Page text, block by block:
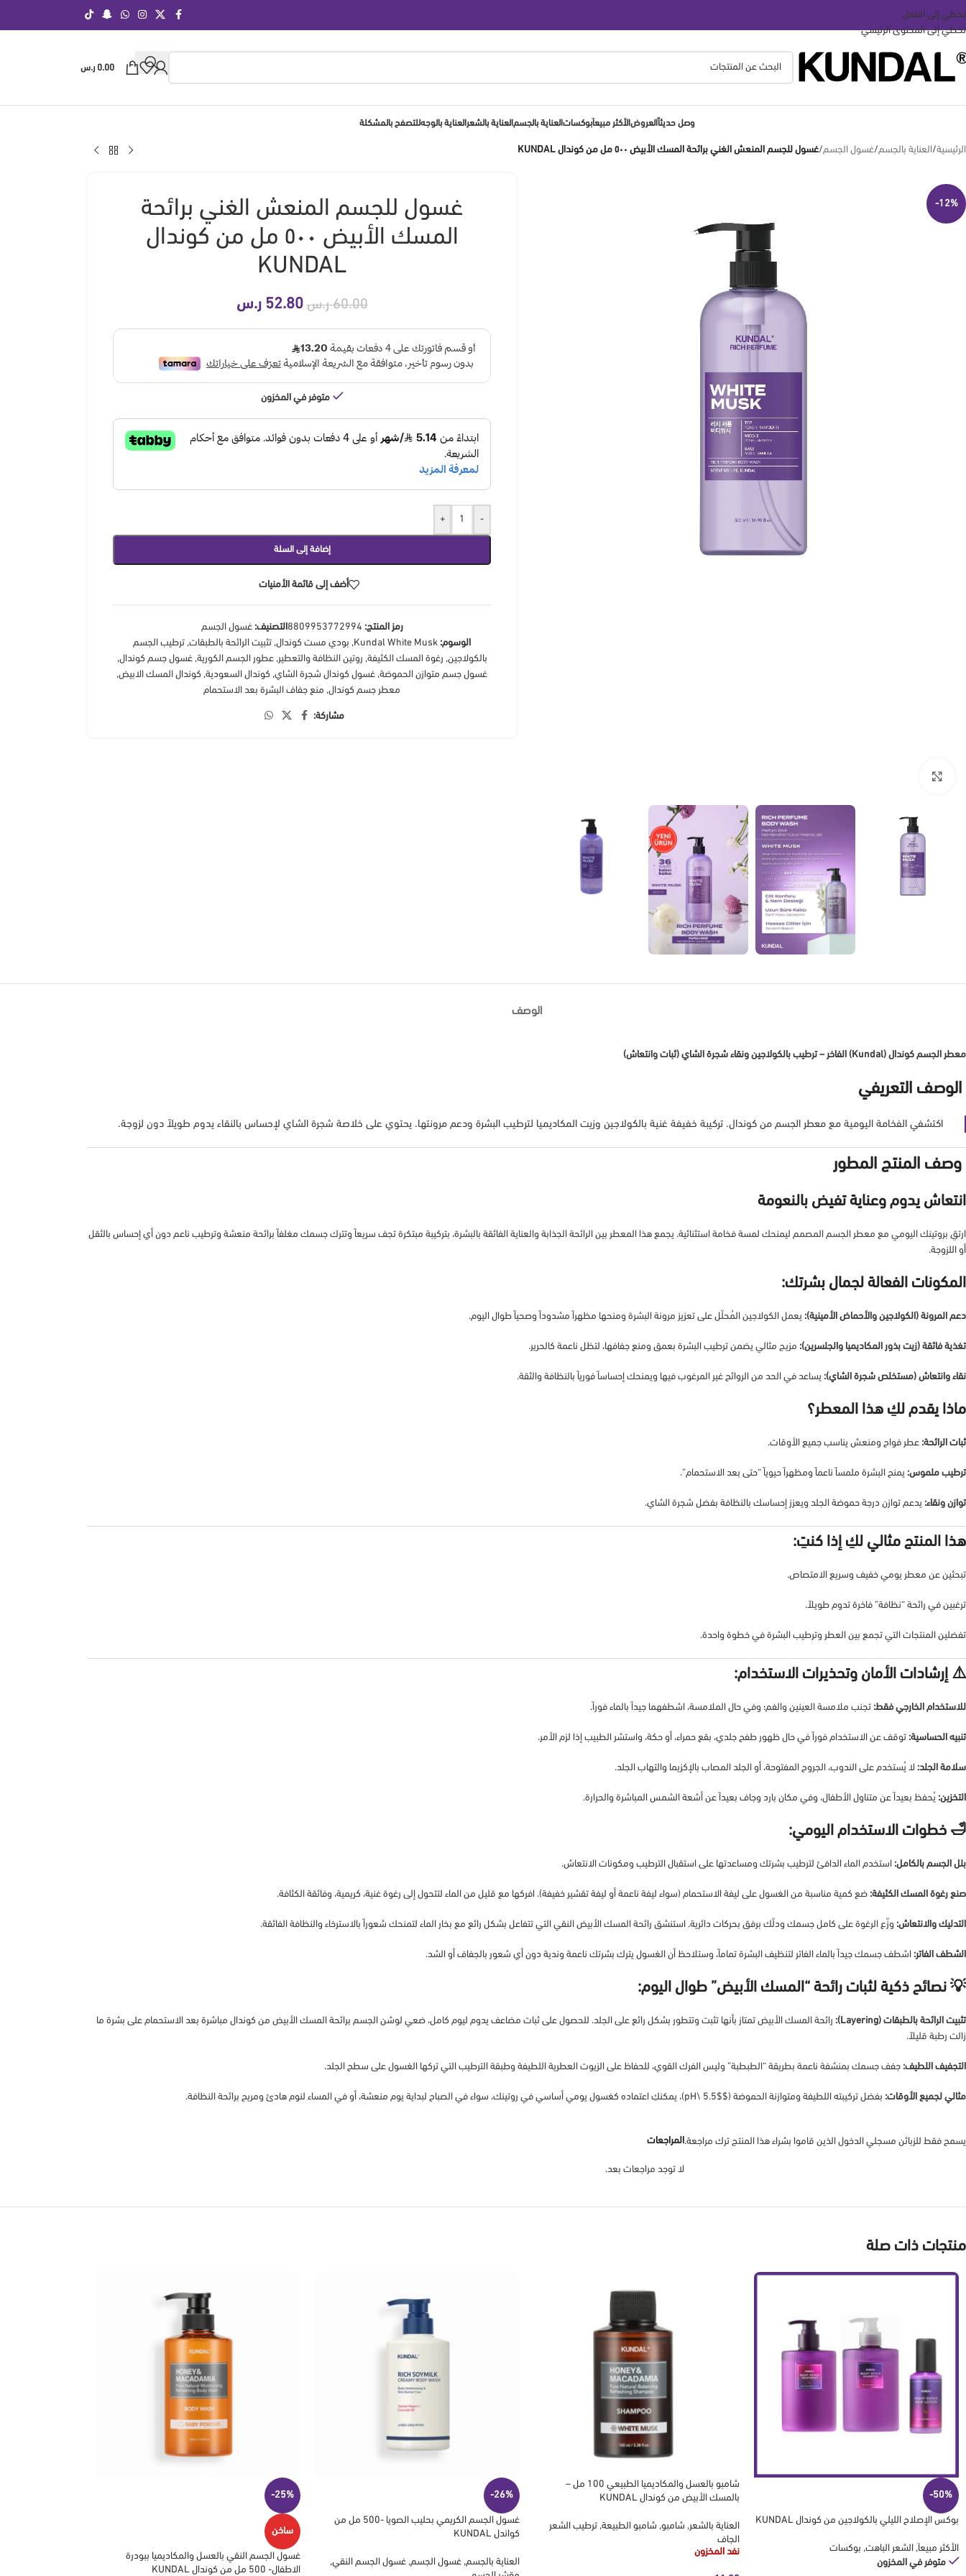
تخطي إلى التنقل
تخطي إلى المحتوى الرئيسي
0.00 ر.س
وصل حديثاً العروض الأكثر مبيعاَبوكسات العناية بالجسم العناية بالشعر العناية بالوجهللتصفح بالمشكلة
الرئيسية/العناية بالجسم/غسول الجسم/غسول للجسم المنعش الغني برائحة المسك الأبيض ٥٠٠ مل من كوندال KUNDAL
-12%
غسول للجسم المنعش الغني برائحة
المسك الأبيض ٥٠٠ مل من كوندال
KUNDAL
60.00 ر.س 52.80 ر.س
متوفر في المخزون
-
+
إضافة إلى السلة
أضف إلى قائمة الأمنيات
رمز المنتج: 8809953772994التصنيف: غسول الجسم
الوسوم: Kundal White Musk
, بودي مست كوندال, تثبيت الرائحة بالطبقات, ترطيب الجسم
بالكولاجين, رغوة المسك الكثيفة, روتين النظافة والتعطير, عطور الجسم الكورية, غسول جسم كوندال,
غسول جسم متوازن الحموضة, غسول كوندال شجرة الشاي, كوندال السعودية, كوندال المسك الابيض,
معطر جسم كوندال, منع جفاف البشرة بعد الاستحمام
مشاركة:
الوصف
معطر الجسم كوندال (Kundal) الفاخر – ترطيب بالكولاجين ونقاء شجرة الشاي (ثبات وانتعاش)
الوصف التعريفي
اكتشفي الفخامة اليومية مع معطر الجسم من كوندال. تركيبة خفيفة غنية بالكولاجين وزيت المكاديميا لترطيب البشرة ودعم مرونتها. يحتوي على خلاصة شجرة الشاي لإحساس بالنقاء يدوم طويلاً دون لزوجة.
وصف المنتج المطور
انتعاش يدوم وعناية تفيض بالنعومة
ارتقِ بروتينك اليومي مع معطر الجسم المصمم ليمنحك لمسة فخامة استثنائية. يجمع هذا المعطر بين الرائحة الجذابة والعناية الفائقة بالبشرة، بتركيبة مبتكرة تجف سريعاً وتترك جسمك مغلفاً برائحة منعشة وترطيب ناعم دون أي إحساس بالثقل
أو اللزوجة.
المكونات الفعالة لجمال بشرتك:
دعم المرونة (الكولاجين والأحماض الأمينية): يعمل الكولاجين المُحلّل على تعزيز مرونة البشرة ومنحها مظهراً مشدوداً وصحياً طوال اليوم.
تغذية فائقة (زيت بذور المكاديميا والجلسرين): مزيج مثالي يضمن ترطيب البشرة بعمق ومنع جفافها، لتظل ناعمة كالحرير.
نقاء وانتعاش (مستخلص شجرة الشاي): يساعد في الحد من الروائح غير المرغوب فيها ويمنحك إحساساً فورياً بالنظافة والثقة.
ماذا يقدم لكِ هذا المعطر؟
ثبات الرائحة: عطر فواح ومنعش يناسب جميع الأوقات.
ترطيب ملموس: يمنح البشرة ملمساً ناعماً ومظهراً حيوياً “حتى بعد الاستحمام”.
توازن ونقاء: يدعم توازن درجة حموضة الجلد ويعزز إحساسك بالنظافة بفضل شجرة الشاي.
هذا المنتج مثالي لكِ إذا كنتِ:
تبحثين عن معطر يومي خفيف وسريع الامتصاص.
ترغبين في رائحة “نظافة” فاخرة تدوم طويلاً.
تفضلين المنتجات التي تجمع بين العطر وترطيب البشرة في خطوة واحدة.
⚠️ إرشادات الأمان وتحذيرات الاستخدام:
للاستخدام الخارجي فقط: تجنب ملامسة العينين والفم؛ وفي حال الملامسة، اشطفهما جيداً بالماء فوراً.
تنبيه الحساسية: توقف عن الاستخدام فوراً في حال ظهور طفح جلدي، بقع حمراء، أو حكة، واستشر الطبيب إذا لزم الأمر.
سلامة الجلد: لا يُستخدم على الندوب، الجروح المفتوحة، أو الجلد المصاب بالإكزيما والتهاب الجلد.
التخزين: يُحفظ بعيداً عن متناول الأطفال، وفي مكان بارد وجاف بعيداً عن أشعة الشمس المباشرة والحرارة.
🛁 خطوات الاستخدام اليومي:
بلل الجسم بالكامل: استخدم الماء الدافئ لترطيب بشرتك ومساعدتها على استقبال الترطيب ومكونات الانتعاش.
صنع رغوة المسك الكثيفة: ضع كمية مناسبة من الغسول على ليفة الاستحمام (سواء ليفة ناعمة أو ليفة تقشير خفيفة). افركها مع قليل من الماء لتتحول إلى رغوة غنية، كريمية، وفائقة الكثافة.
التدليك والانتعاش: وزّع الرغوة على كامل جسمك ودلّك برفق بحركات دائرية. استنشق رائحة المسك الأبيض النقي التي تتفاعل بشكل رائع مع بخار الماء لتمنحك شعوراً بالاسترخاء والنظافة الفائقة.
الشطف الفاتر: اشطف جسمك جيداً بالماء الفاتر لتنظيف البشرة تماماً، وستلاحظ أن الغسول يترك بشرتك ناعمة وندية دون أي شعور بالجفاف أو الشد.
💡 نصائح ذكية لثبات رائحة “المسك الأبيض” طوال اليوم:
تثبيت الرائحة بالطبقات (Layering):
رائحة المسك الأبيض تمتاز بأنها تثبت وتتطور بشكل رائع على الجلد. للحصول على ثبات مضاعف يدوم ليوم كامل، ضعي لوشن الجسم برائحة المسك الأبيض من كوندال مباشرة بعد الاستحمام على بشرة ما
زالت رطبة قليلاً.
التجفيف اللطيف: جفف جسمك بمنشفة ناعمة بطريقة “الطبطبة” وليس الفرك القوي، للحفاظ على الزيوت العطرية اللطيفة وطبقة الترطيب التي تركها الغسول على سطح الجلد.
مثالي لجميع الأوقات: بفضل تركيبته اللطيفة ومتوازنة الحموضة ($pH\ 5.5$ )، يمكنكِ اعتماده كغسول يومي أساسي في روتينك، سواء في الصباح لبداية يوم منعشة، أو في المساء لنوم هادئ ومريح برائحة النظافة.
المراجعات
لا توجد مراجعات بعد.
يسمح فقط للزبائن مسجلي الدخول الذين قاموا بشراء هذا المنتج ترك مراجعة.
منتجات ذات صلة
-50%
بوكس الإصلاح الليلي بالكولاجين من كوندال KUNDAL
الأكثر مبيعاَ, الشعر الباهت, بوكسات
متوفر في المخزون
شامبو بالعسل والمكاديميا الطبيعي 100 مل –
بالمسك الأبيض من كوندال KUNDAL
العناية بالشعر, شامبو, شامبو الطبيعة, ترطيب الشعر
الجاف
نفد المخزون
-26%
غسول الجسم الكريمي بحليب الصويا -500 مل من
كواندل KUNDAL
العناية بالجسم, غسول الجسم, غسول الجسم النقي,
-25%
ساخن
غسول الجسم النقي بالعسل والمكاديميا ببودرة
الاطفال- 500 مل من كوندال KUNDAL